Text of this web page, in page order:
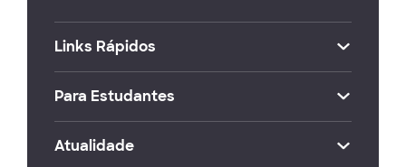
Links Rápidos
Para Estudantes
Atualidade